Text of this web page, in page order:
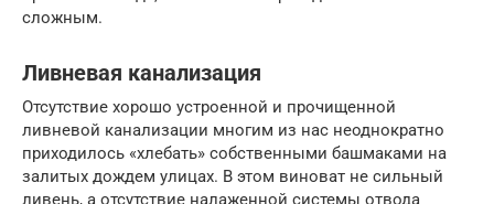
сложным.
Ливневая канализация
Отсутствие хорошо устроенной и прочищенной
ливневой канализации многим из нас неоднократно
приходилось «хлебать» собственными башмаками на
залитых дождем улицах. В этом виноват не сильный
ливень, а отсутствие налаженной системы отвода